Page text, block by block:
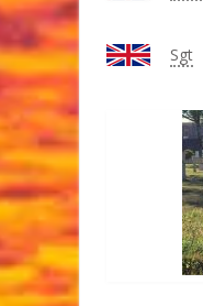
Sgt